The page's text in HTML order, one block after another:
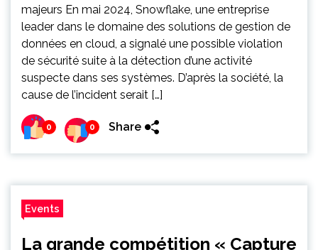
majeurs En mai 2024, Snowflake, une entreprise
leader dans le domaine des solutions de gestion de
données en cloud, a signalé une possible violation
de sécurité suite à la détection d’une activité
suspecte dans ses systèmes. D’après la société, la
cause de l’incident serait […]
0 0 Share
Events
La grande compétition « Capture